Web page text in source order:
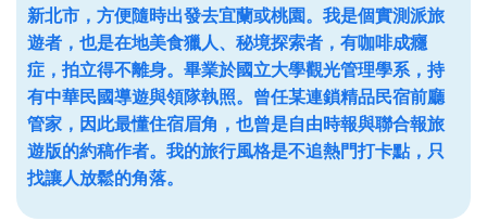
新北市，方便隨時出發去宜蘭或桃園。我是個實測派旅
遊者，也是在地美食獵人、秘境探索者，有咖啡成癮
症，拍立得不離身。畢業於國立大學觀光管理學系，持
有中華民國導遊與領隊執照。曾任某連鎖精品民宿前廳
管家，因此最懂住宿眉角，也曾是自由時報與聯合報旅
遊版的約稿作者。我的旅行風格是不追熱門打卡點，只
找讓人放鬆的角落。